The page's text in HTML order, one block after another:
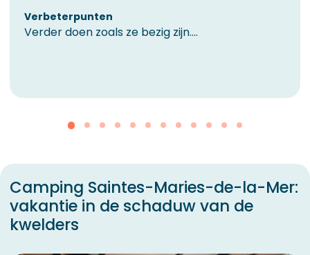
Verbeterpunten
Verder doen zoals ze bezig zijn....
Camping Saintes-Maries-de-la-Mer:
vakantie in de schaduw van de
kwelders